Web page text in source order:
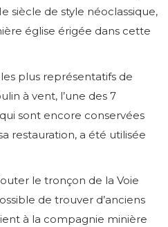
siècle de style néoclassique,
église érigée dans cette
plus représentatifs de
à vent, l’une des 7
sont encore conservées
restauration, a été utilisée
le tronçon de la Voie
de trouver d’anciens
à la compagnie minière